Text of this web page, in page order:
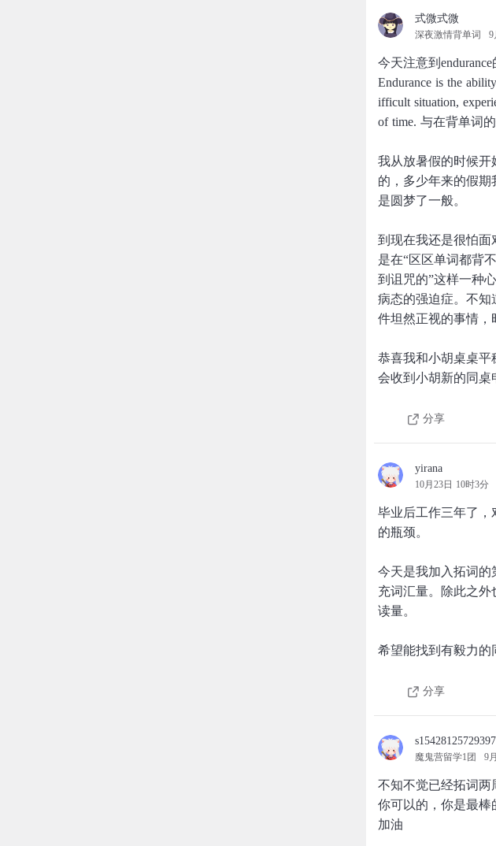
式微式微
深夜激情背单词 9
今天注意到
Endurance is the
ifficult situation,
of time. 与在背单词
我从放暑假的时候开
的，多少年来的假
是圆梦了一般。
到现在我还是很怕面
是在“区区单词都背
到诅咒的”这样一种
病态的强迫症。不知
件坦然正视的事情，
恭喜我和小胡桌桌平
会收到小胡新的同桌
分享
yirana
10月23日 10时3分
毕业后工作三年了，
的瓶颈。
今天是我加入拓词的
充词汇量。除此之外
读量。
希望能找到有毅力的
分享
s15428125729397
魔鬼营留学1团 9
不知不觉已经拓词两
你可以的，你是最棒
加油